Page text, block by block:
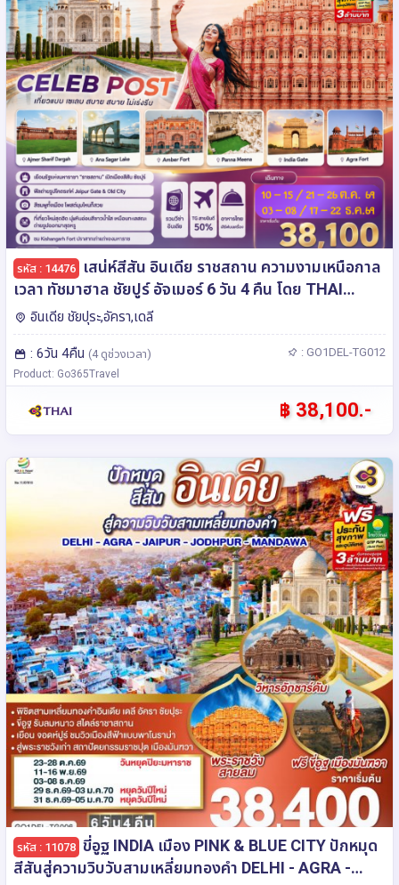
รหัส : 14476
เสน่ห์สีสัน อินเดีย ราชสถาน ความงามเหนือกาล
เวลา ทัชมาฮาล ชัยปูร์ อัจเมอร์ 6 วัน 4 คืน โดย THAI
AIRWAYS (TG)
อินเดีย ชัยปุระ,อัครา,เดลี
: 6วัน 4คืน (4 ดูช่วงเวลา) : GO1DEL-TG012
Product: Go365Travel
฿ 38,100.-
รหัส : 11078 ขี่อูฐ INDIA เมือง PINK & BLUE CITY ปักหมุด
สีสันสู่ความวิบวับสามเหลี่ยมทองคำ DELHI - AGRA -